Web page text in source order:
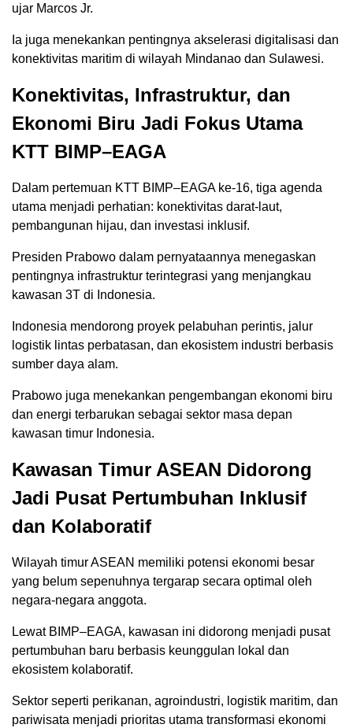
ujar Marcos Jr.
Ia juga menekankan pentingnya akselerasi digitalisasi dan
konektivitas maritim di wilayah Mindanao dan Sulawesi.
Konektivitas, Infrastruktur, dan
Ekonomi Biru Jadi Fokus Utama
KTT BIMP–EAGA
Dalam pertemuan KTT BIMP–EAGA ke-16, tiga agenda
utama menjadi perhatian: konektivitas darat-laut,
pembangunan hijau, dan investasi inklusif.
Presiden Prabowo dalam pernyataannya menegaskan
pentingnya infrastruktur terintegrasi yang menjangkau
kawasan 3T di Indonesia.
Indonesia mendorong proyek pelabuhan perintis, jalur
logistik lintas perbatasan, dan ekosistem industri berbasis
sumber daya alam.
Prabowo juga menekankan pengembangan ekonomi biru
dan energi terbarukan sebagai sektor masa depan
kawasan timur Indonesia.
Kawasan Timur ASEAN Didorong
Jadi Pusat Pertumbuhan Inklusif
dan Kolaboratif
Wilayah timur ASEAN memiliki potensi ekonomi besar
yang belum sepenuhnya tergarap secara optimal oleh
negara-negara anggota.
Lewat BIMP–EAGA, kawasan ini didorong menjadi pusat
pertumbuhan baru berbasis keunggulan lokal dan
ekosistem kolaboratif.
Sektor seperti perikanan, agroindustri, logistik maritim, dan
pariwisata menjadi prioritas utama transformasi ekonomi